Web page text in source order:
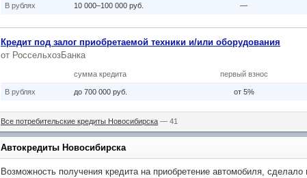
В рублях 10 000–100 000 руб. —
Кредит под залог приобретаемой техники и/или оборудования
от РоссельхозБанка
сумма кредита первый взнос
В рублях до 700 000 руб. от 5%
Все потребительские кредиты Новосибирска — 41
Автокредиты Новосибирска
Возможность получения кредита на приобретение автомобиля,